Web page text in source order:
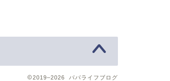
2019–2026 パパライフブログ